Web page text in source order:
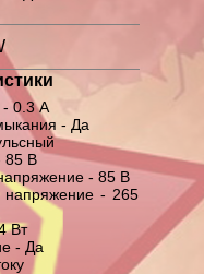
- 0.3 А
- Да
85 В
- 85 В
напряжение - 265
Вт
- Да